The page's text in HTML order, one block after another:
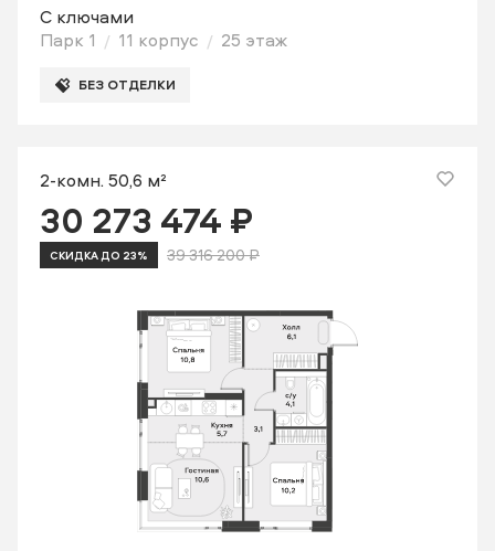
С ключами
Парк 1
11 корпус 25 этаж
БЕЗ ОТДЕЛКИ
2-комн. 50,6 м²
30 273 474 ₽
СКИДКА ДО 23% 39 316 200 ₽